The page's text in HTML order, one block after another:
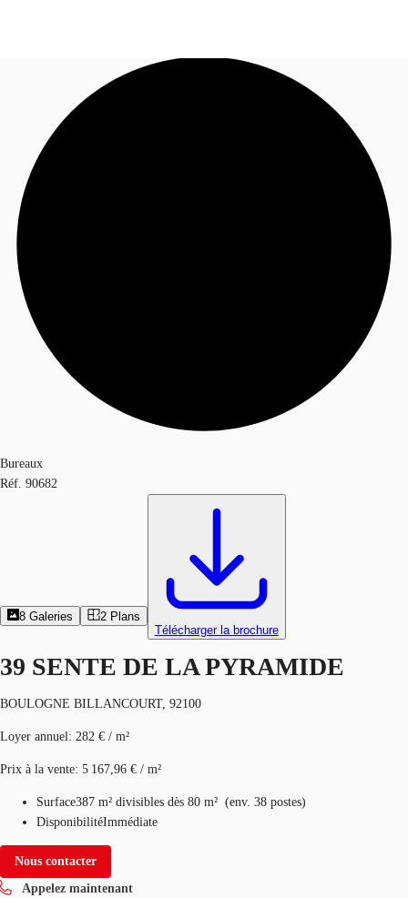
Blog
Données marchés
Appelez maintenant
Bureaux
Réf. 90682
8 Galeries 2 Plans
Télécharger la brochure
39 SENTE DE LA PYRAMIDE
BOULOGNE BILLANCOURT, 92100
Loyer annuel: 282 € / m²
Prix à la vente: 5 167,96 € / m²
Surface387 m² divisibles dès 80 m² (env. 38 postes)
DisponibilitéImmédiate
Nous contacter
Appelez maintenant